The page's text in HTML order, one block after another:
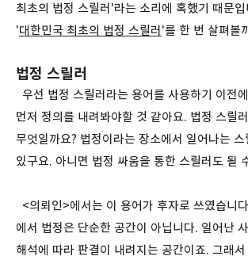
최초의 법정 스릴러'라는 소리에 혹했기 때문입
'대한민국 최초의 법정 스릴러 '를 한 번 살펴볼
법정 스릴러
우선 법정 스릴러라는 용어를 사용하기 이전
먼저 정의를 내려봐야할 것 같아요. 법정 스릴
무엇일까요? 법정이라는 장소에서 일어나는
있구요. 아니면 법정 싸움을 통한 스릴러도 될
<의뢰인>에서는 이 용어가 후자로 쓰였습니
에서 법정은 단순한 공간이 아닙니다. 일어난
해석에 따라 판결이 내려지는 공간이죠. 그래서